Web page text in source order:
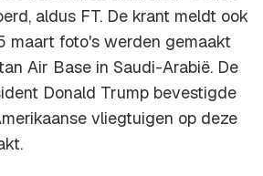
aldus FT. De krant meldt ook
maart foto's werden gemaakt
Air Base in Saudi-Arabië. De
Donald Trump bevestigde
vliegtuigen op deze